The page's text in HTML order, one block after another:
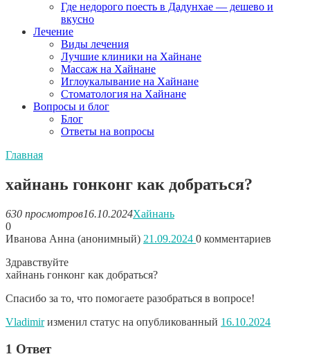
Где недорого поесть в Дадунхае — дешево и
вкусно
Лечение
Виды лечения
Лучшие клиники на Хайнане
Массаж на Хайнане
Иглоукалывание на Хайнане
Стоматология на Хайнане
Вопросы и блог
Блог
Ответы на вопросы
Главная
хайнань гонконг как добраться?
630 просмотров16.10.2024Хайнань
0
Иванова Анна (анонимный) 21.09.2024 0 комментариев
Здравствуйте
хайнань гонконг как добраться?
Спасибо за то, что помогаете разобраться в вопросе!
Vladimirизменил статус на опубликованный 16.10.2024
1 Ответ